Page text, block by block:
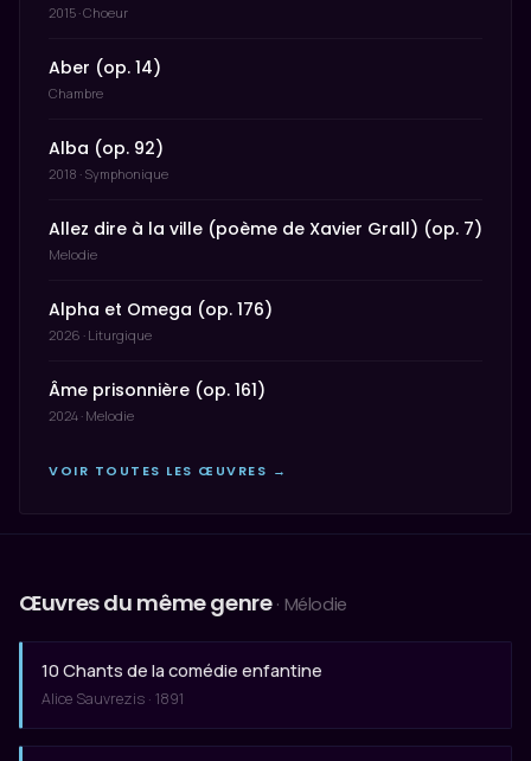
2015 · Choeur
Aber (op. 14)
Chambre
Alba (op. 92)
2018 · Symphonique
Allez dire à la ville (poème de Xavier Grall) (op. 7)
Melodie
Alpha et Omega (op. 176)
2026 · Liturgique
Âme prisonnière (op. 161)
2024 · Melodie
VOIR TOUTES LES ŒUVRES →
Œuvres du même genre · Mélodie
10 Chants de la comédie enfantine
Alice Sauvrezis · 1891